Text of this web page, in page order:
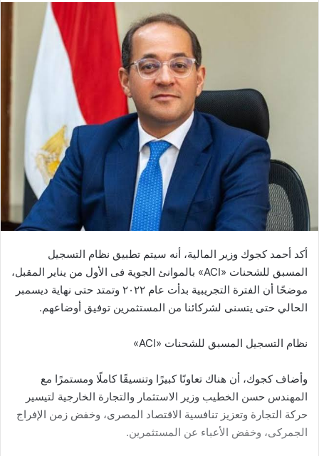
أكد أحمد كجوك وزير المالية، أنه سيتم تطبيق نظام التسجيل
المسبق للشحنات «ACI» بالموانئ الجوية فى الأول من يناير المقبل،
موضحًا أن الفترة التجريبية بدأت عام ٢٠٢٢ وتمتد حتى نهاية ديسمبر
الحالي حتى يتسنى لشركائنا من المستثمرين توفيق أوضاعهم.
نظام التسجيل المسبق للشحنات «ACI»
وأضاف كجوك، أن هناك تعاونًا كبيرًا وتنسيقًا كاملًا ومستمرًا مع
المهندس حسن الخطيب وزير الاستثمار والتجارة الخارجية لتيسير
حركة التجارة وتعزيز تنافسية الاقتصاد المصرى، وخفض زمن الإفراج
الجمركى، وخفض الأعباء عن المستثمرين.